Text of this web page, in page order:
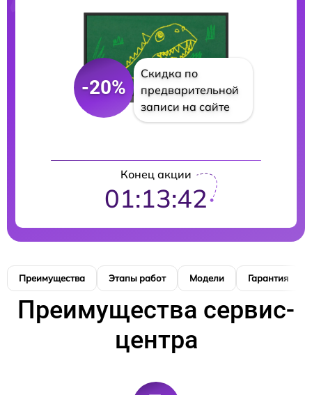
-20%
Скидка по
предварительной
записи на сайте
Конец акции
01:13:41
Преимущества Этапы работ Модели Гарантия
Преимущества сервис-
центра